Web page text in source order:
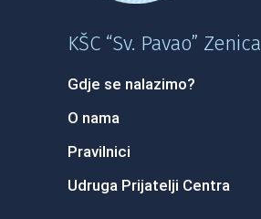
KŠC “Sv. Pavao” Zenica
Gdje se nalazimo?
O nama
Pravilnici
Udruga Prijatelji Centra